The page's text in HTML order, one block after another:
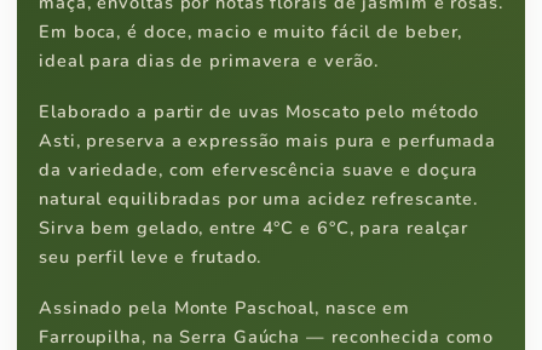
Em boca, é doce, macio e muito fácil de beber,
ideal para dias de primavera e verão.
Elaborado a partir de uvas Moscato pelo método
Asti, preserva a expressão mais pura e perfumada
da variedade, com efervescência suave e doçura
natural equilibradas por uma acidez refrescante.
Sirva bem gelado, entre 4°C e 6°C, para realçar
seu perfil leve e frutado.
Assinado pela Monte Paschoal, nasce em
Farroupilha, na Serra Gaúcha — reconhecida como